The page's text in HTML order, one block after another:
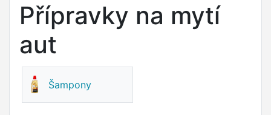
Přípravky na mytí
aut
Šampony